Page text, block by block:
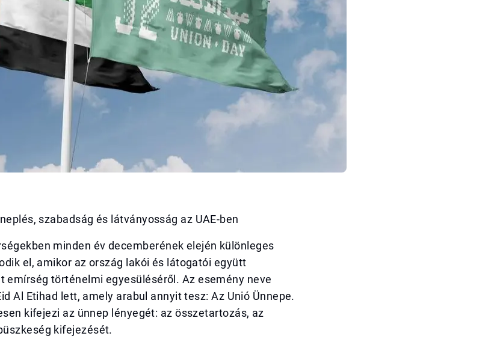
szabadság és látványosság az UAE-ben
minden év decemberének elején különleges
el, amikor az ország lakói és látogatói együtt
emírség történelmi egyesüléséről. Az esemény neve
Al Etihad lett, amely arabul annyit tesz: Az Unió Ünnepe.
kifejezi az ünnep lényegét: az összetartozás, az
kifejezését.